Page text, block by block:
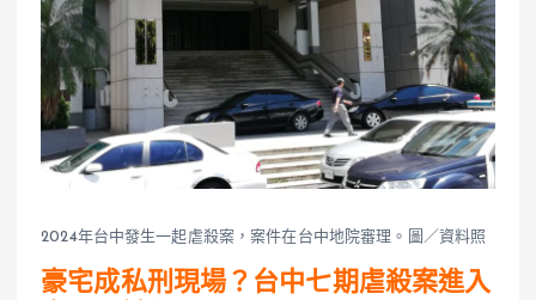
2024年台中發生一起虐殺案，案件在台中地院審理。圖／資料照
豪宅成私刑現場？台中七期虐殺案進入